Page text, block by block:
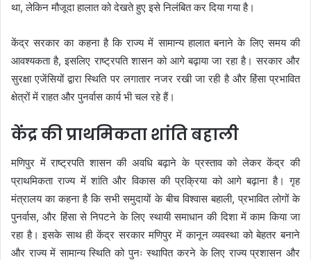
था, लेकिन मौजूदा हालात को देखते हुए इसे निलंबित कर दिया गया है।
केंद्र सरकार का कहना है कि राज्य में सामान्य हालात बनाने के लिए समय की
आवश्यकता है, इसलिए राष्ट्रपति शासन को आगे बढ़ाया जा रहा है। सरकार और
सुरक्षा एजेंसियों द्वारा स्थिति पर लगातार नजर रखी जा रही है और हिंसा प्रभावित
क्षेत्रों में राहत और पुनर्वास कार्य भी चल रहे हैं।
केंद्र की प्राथमिकता शांति बहाली
मणिपुर में राष्ट्रपति शासन की अवधि बढ़ाने के प्रस्ताव को लेकर केंद्र की
प्राथमिकता राज्य में शांति और विकास की प्रक्रिया को आगे बढ़ाना है। गृह
मंत्रालय का कहना है कि सभी समुदायों के बीच विश्वास बहाली, प्रभावित लोगों के
पुनर्वास, और हिंसा से निपटने के लिए स्थायी समाधान की दिशा में काम किया जा
रहा है। इसके साथ ही केंद्र सरकार मणिपुर में कानून व्यवस्था को बेहतर बनाने
और राज्य में सामान्य स्थिति को पुनः स्थापित करने के लिए राज्य प्रशासन और